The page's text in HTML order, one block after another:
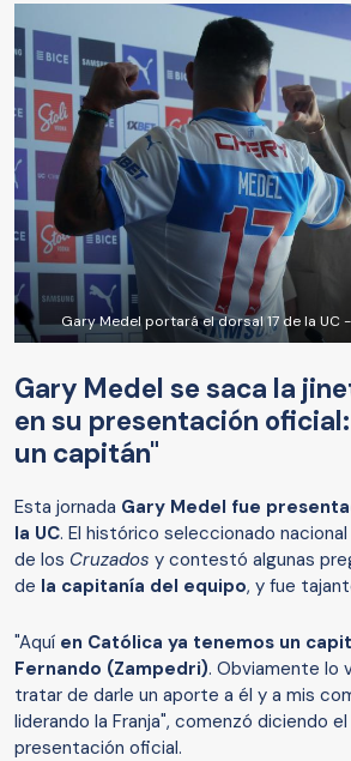
Gary Medel portará el dorsal 17 de la
Gary Medel se saca la
en su presentación
un capitán"
Esta jornada Gary Medel fue
la UC. El histórico seleccionado
de los Cruzados y contestó algunas
de la capitanía del equipo, y fue
"Aquí en Católica ya tenemos un
Fernando (Zampedri). Obviamente lo
tratar de darle un aporte a él y a mis
liderando la Franja", comenzó diciendo
presentación oficial.